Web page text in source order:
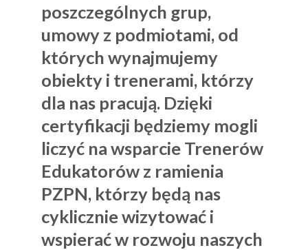
poszczególnych grup,
umowy z podmiotami, od
których wynajmujemy
obiekty i trenerami, którzy
dla nas pracują. Dzięki
certyfikacji będziemy mogli
liczyć na wsparcie Trenerów
Edukatorów z ramienia
PZPN, którzy będą nas
cyklicznie wizytować i
wspierać w rozwoju naszych